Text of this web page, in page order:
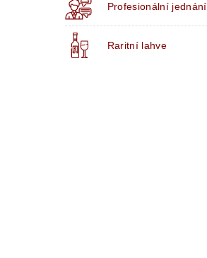
Profesionální jednání
Raritní lahve